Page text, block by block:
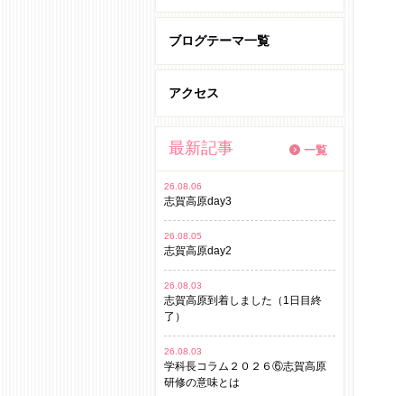
ブログテーマ一覧
アクセス
最新記事 一覧
26.08.06
志賀高原day3
26.08.05
志賀高原day2
26.08.03
志賀高原到着しました（1日目終
了）
26.08.03
学科長コラム２０２６⑥志賀高原
研修の意味とは